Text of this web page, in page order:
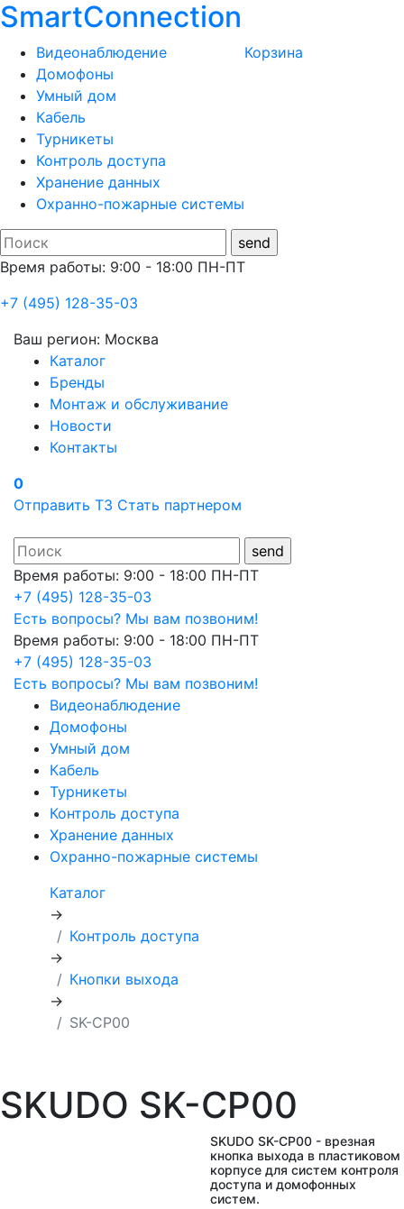
SmartConnection
Видеонаблюдение
Домофоны
Умный дом
Кабель
Турникеты
Контроль доступа
Хранение данных
Охранно-пожарные системы
Корзина
Время работы: 9:00 - 18:00 ПН-ПТ
+7 (495) 128-35-03
Ваш регион: Москва
Каталог
Бренды
Монтаж и обслуживание
Новости
Контакты
0
Отправить ТЗ Стать партнером
Время работы: 9:00 - 18:00 ПН-ПТ
+7 (495) 128-35-03
Есть вопросы? Мы вам позвоним!
Время работы: 9:00 - 18:00 ПН-ПТ
+7 (495) 128-35-03
Есть вопросы? Мы вам позвоним!
Видеонаблюдение
Домофоны
Умный дом
Кабель
Турникеты
Контроль доступа
Хранение данных
Охранно-пожарные системы
Каталог
→
Контроль доступа
→
Кнопки выхода
→
SK-CP00
SKUDO SK-CP00
SKUDO SK-CP00 - врезная
кнопка выхода в пластиковом
корпусе для систем контроля
доступа и домофонных
систем.